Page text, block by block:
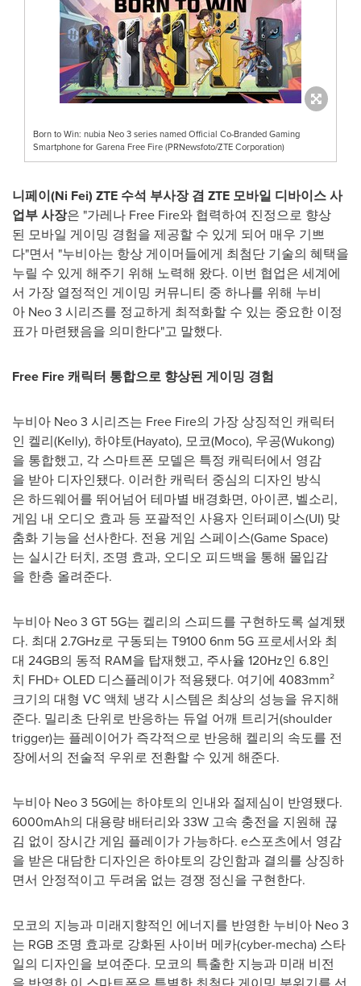
Born to Win: nubia Neo 3 series named Official Co-Branded Gaming
Smartphone for Garena Free Fire (PRNewsfoto/ZTE Corporation)
니페이(Ni Fei) ZTE 수석 부사장 겸 ZTE 모바일 디바이스사
업부사장은 "가레나 Free Fire와 협력하여 진정으로 향상
된 모바일 게이밍 경험을 제공할 수 있게 되어 매우 기쁘
다"면서 "누비아는 항상 게이머들에게 최첨단 기술의 혜택을
누릴 수 있게 해주기 위해 노력해 왔다. 이번 협업은 세계에
서 가장 열정적인 게이밍 커뮤니티 중 하나를 위해 누비
아 Neo 3 시리즈를 정교하게 최적화할 수 있는 중요한 이정
표가 마련됐음을 의미한다"고 말했다.
Free Fire캐릭터 통합으로 향상된 게이밍 경험
누비아 Neo 3 시리즈는 Free Fire의 가장 상징적인 캐릭터
인 켈리(Kelly), 하야토(Hayato), 모코(Moco), 우공(Wukong)
을 통합했고, 각 스마트폰 모델은 특정 캐릭터에서 영감
을 받아 디자인됐다. 이러한 캐릭터 중심의 디자인 방식
은 하드웨어를 뛰어넘어 테마별 배경화면, 아이콘, 벨소리,
게임 내 오디오 효과 등 포괄적인 사용자 인터페이스(UI) 맞
춤화 기능을 선사한다. 전용 게임 스페이스(Game Space)
는 실시간 터치, 조명 효과, 오디오 피드백을 통해 몰입감
을 한층 올려준다.
누비아 Neo 3 GT 5G는 켈리의 스피드를 구현하도록 설계됐
다. 최대 2.7GHz로 구동되는 T9100 6nm 5G 프로세서와 최
대 24GB의 동적 RAM을 탑재했고, 주사율 120Hz인 6.8인
치 FHD+ OLED 디스플레이가 적용됐다. 여기에 4083mm²
크기의 대형 VC 액체 냉각 시스템은 최상의 성능을 유지해
준다. 밀리초 단위로 반응하는 듀얼 어깨 트리거(shoulder
trigger)는 플레이어가 즉각적으로 반응해 켈리의 속도를 전
장에서의 전술적 우위로 전환할 수 있게 해준다.
누비아 Neo 3 5G에는 하야토의 인내와 절제심이 반영됐다.
6000mAh의 대용량 배터리와 33W 고속 충전을 지원해 끊
김 없이 장시간 게임 플레이가 가능하다. e스포츠에서 영감
을 받은 대담한 디자인은 하야토의 강인함과 결의를 상징하
면서 안정적이고 두려움 없는 경쟁 정신을 구현한다.
모코의 지능과 미래지향적인 에너지를 반영한 누비아 Neo 3
는 RGB 조명 효과로 강화된 사이버 메카(cyber-mecha) 스타
일의 디자인을 보여준다. 모코의 특출한 지능과 미래 비전